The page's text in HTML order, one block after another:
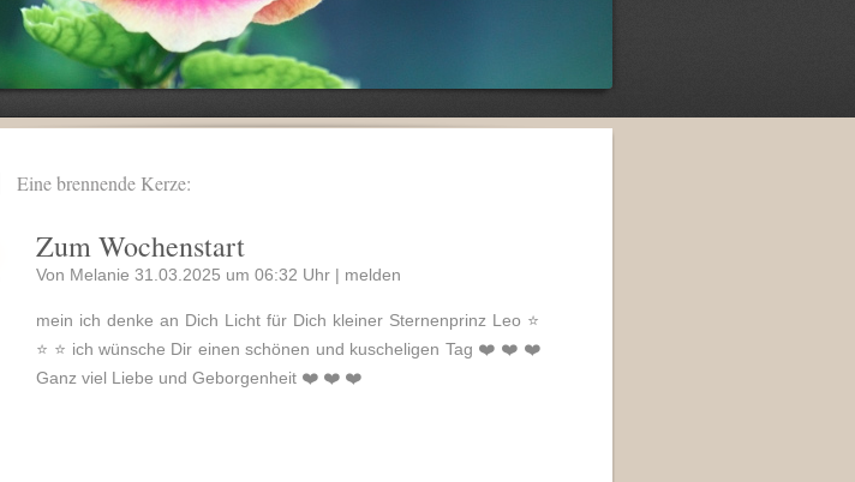
Eine brennende Kerze:
Zum Wochenstart
Von Melanie 31.03.2025 um 06:32 Uhr | melden
mein ich denke an Dich Licht für Dich kleiner Sternenprinz Leo ⭐️
⭐️ ⭐️ ich wünsche Dir einen schönen und kuscheligen Tag ❤️ ❤️ ❤️
Ganz viel Liebe und Geborgenheit ❤️ ❤️ ❤️